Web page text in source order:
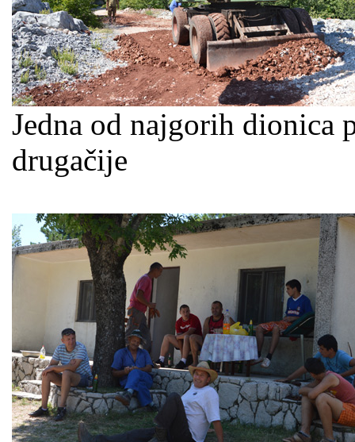
Jedna od najgorih dionica
drugačije